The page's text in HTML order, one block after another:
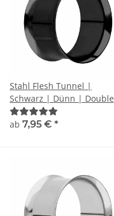
Stahl Flesh Tunnel |
Schwarz | Dünn | Double
Flared
ab 7,95 € *